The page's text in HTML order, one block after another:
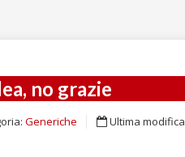
no grazie
Generiche Ultima